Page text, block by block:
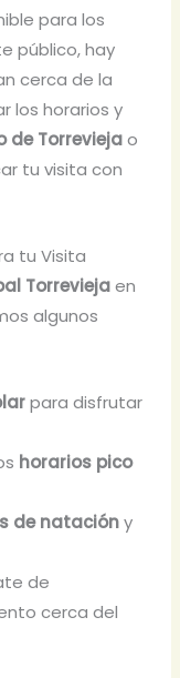
para los
público, hay
cerca de la
los horarios y
de Torreviejao
tu visita con
tu Visita
Torreviejaen
algunos
para disfrutar
horarios pico
de natacióny
de
cerca del